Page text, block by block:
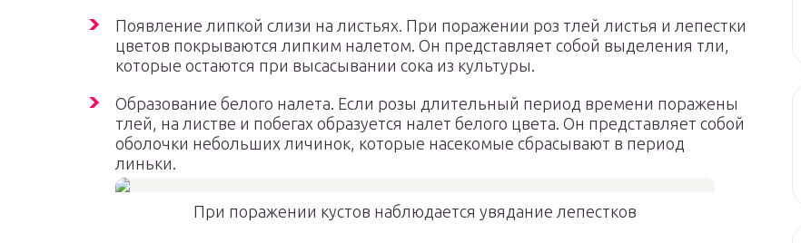
Появление липкой слизи на листьях. При поражении роз тлей листья и лепестки
цветов покрываются липким налетом. Он представляет собой выделения тли,
которые остаются при высасывании сока из культуры.
Образование белого налета. Если розы длительный период времени поражены
тлей, на листве и побегах образуется налет белого цвета. Он представляет собой
оболочки небольших личинок, которые насекомые сбрасывают в период
линьки.
При поражении кустов наблюдается увядание лепестков